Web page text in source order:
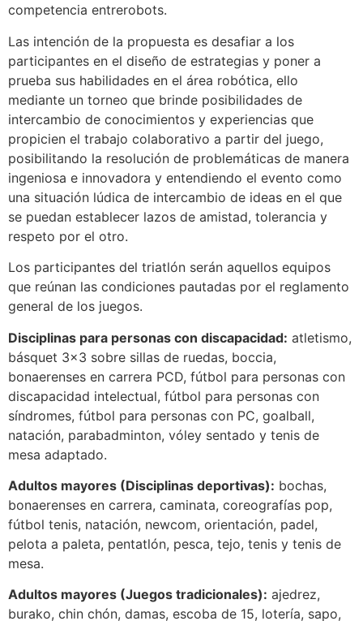
competencia entrerobots.
Las intención de la propuesta es desafiar a los
participantes en el diseño de estrategias y poner a
prueba sus habilidades en el área robótica, ello
mediante un torneo que brinde posibilidades de
intercambio de conocimientos y experiencias que
propicien el trabajo colaborativo a partir del juego,
posibilitando la resolución de problemáticas de manera
ingeniosa e innovadora y entendiendo el evento como
una situación lúdica de intercambio de ideas en el que
se puedan establecer lazos de amistad, tolerancia y
respeto por el otro.
Los participantes del triatlón serán aquellos equipos
que reúnan las condiciones pautadas por el reglamento
general de los juegos.
Disciplinas para personas con discapacidad: atletismo,
básquet 3×3 sobre sillas de ruedas, boccia,
bonaerenses en carrera PCD, fútbol para personas con
discapacidad intelectual, fútbol para personas con
síndromes, fútbol para personas con PC, goalball,
natación, parabadminton, vóley sentado y tenis de
mesa adaptado.
Adultos mayores (Disciplinas deportivas): bochas,
bonaerenses en carrera, caminata, coreografías pop,
fútbol tenis, natación, newcom, orientación, padel,
pelota a paleta, pentatlón, pesca, tejo, tenis y tenis de
mesa.
Adultos mayores (Juegos tradicionales): ajedrez,
burako, chin chón, damas, escoba de 15, lotería, sapo,